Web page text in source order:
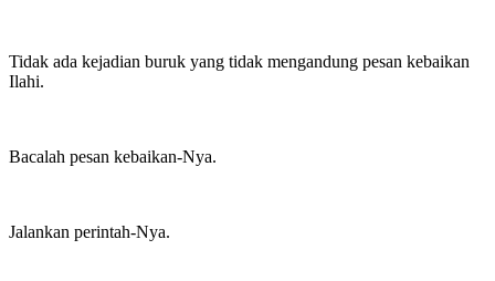
Tidak ada kejadian buruk yang tidak mengandung pesan kebaikan
Ilahi.
Bacalah pesan kebaikan-Nya.
Jalankan perintah-Nya.